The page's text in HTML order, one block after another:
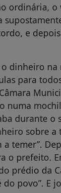
ordinária,
e
dinheiro
para
numa
durante o
sobre a
a temer”.
o prefeito.
prédio da
do povo”. E